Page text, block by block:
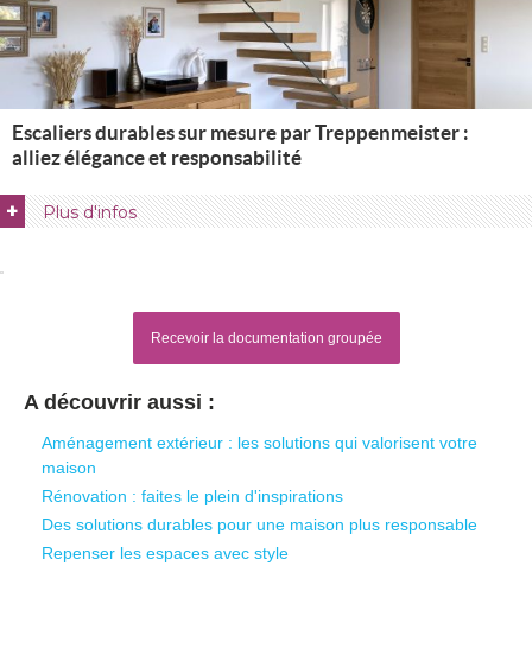
Escaliers durables sur mesure par Treppenmeister :
alliez élégance et responsabilité
+ Plus d'infos
Recevoir la documentation groupée
A découvrir aussi :
Aménagement extérieur : les solutions qui valorisent votre
maison
Rénovation : faites le plein d'inspirations
Des solutions durables pour une maison plus responsable
Repenser les espaces avec style